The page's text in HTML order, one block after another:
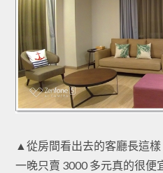
▲從房間看出去的客廳長這
一晚只賣 3000 多元真的很便